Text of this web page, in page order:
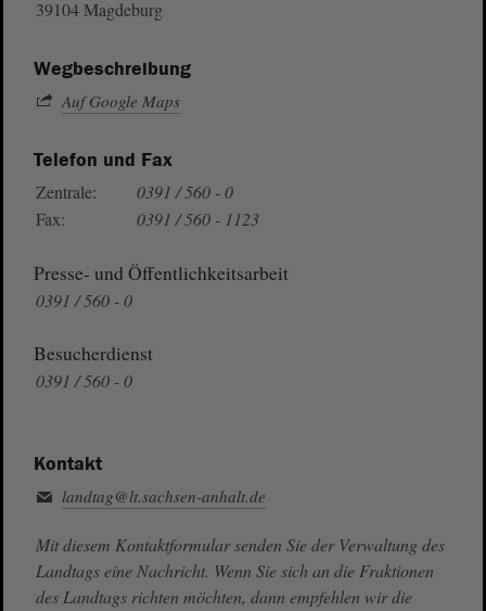
39104 Magdeburg
Wegbeschreibung
Auf Google Maps
Telefon und Fax
Zentrale:
0391 / 560 - 0
Fax:
0391 / 560 - 1123
Presse- und Öffentlichkeitsarbeit
0391 / 560 - 0
Besucherdienst
0391 / 560 - 0
Kontakt
landtag@lt.sachsen-anhalt.de
Mit diesem Kontaktformular senden Sie der Verwaltung des
Landtags eine Nachricht. Wenn Sie sich an die Fraktionen
des Landtags richten möchten, dann empfehlen wir die